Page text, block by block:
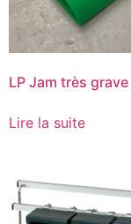
LP Jam très grave
Lire la suite